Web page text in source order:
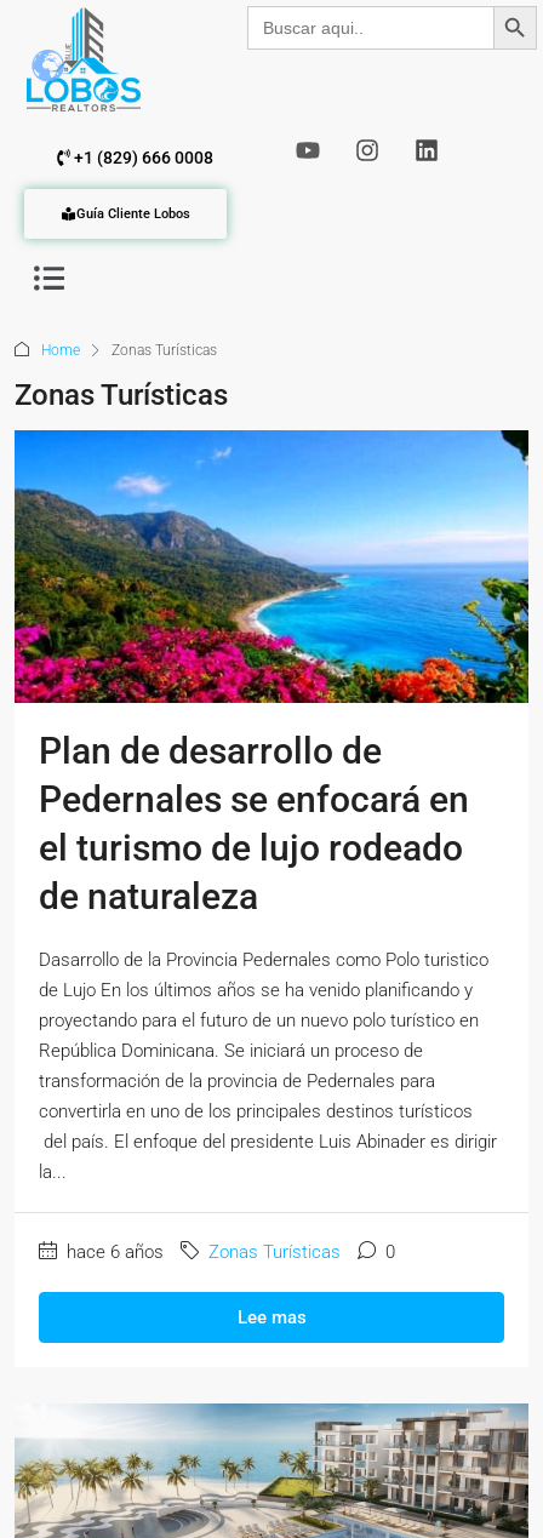
Buscar: Botón de
+1 (829) 666 0008
Guía Cliente Lobos
Home Zonas Turísticas
Zonas Turísticas
Plan de desarrollo de
Pedernales se enfocará en
el turismo de lujo rodeado
de naturaleza
Dasarrollo de la Provincia Pedernales como Polo turistico
de Lujo En los últimos años se ha venido planificando y
proyectando para el futuro de un nuevo polo turístico en
República Dominicana. Se iniciará un proceso de
transformación de la provincia de Pedernales para
convertirla en uno de los principales destinos turísticos
del país. El enfoque del presidente Luis Abinader es dirigir
la...
hace 6 años Zonas Turísticas 0
Lee mas